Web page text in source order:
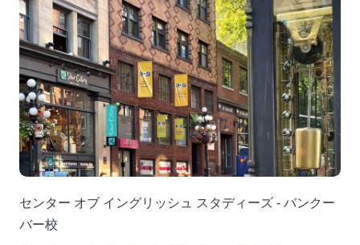
センター オブ イングリッシュ スタディーズ - バンクー
バー校